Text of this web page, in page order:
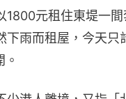
1800元租住東堤一
下雨而租屋，今天只